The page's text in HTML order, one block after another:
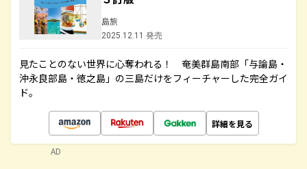
島旅
2025.12.11 発売
見たことのない世界に心奪われる！ 奄美群島南部「与論島・
沖永良部島・徳之島」の三島だけをフィーチャーした完全ガイ
ド。
詳細を見る
AD